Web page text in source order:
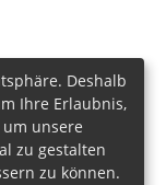
Deshalb
Ihre Erlaubnis,
um unsere
zu gestalten
zu können.